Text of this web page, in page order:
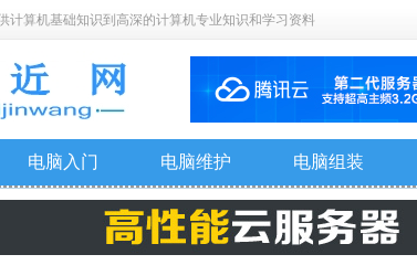
计算机基础知识到高深的计算机专业知识和学习资料
电脑入门 电脑维护 电脑组装